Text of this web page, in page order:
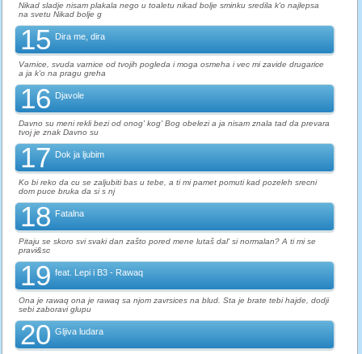
Nikad sladje nisam plakala nego u toaletu nikad bolje sminku sredila k'o najlepsa
na svetu Nikad bolje g
15 Dira me, dira
Varnice, svuda varnice od tvojih pogleda i moga osmeha i vec mi zavide drugarice
a ja k'o na pragu greha
16 Djavole
Davno su meni rekli bezi od onog' kog' Bog obelezi a ja nisam znala tad da prevara
tvoj je znak Davno su
17 Dok ja ljubim
Ko bi reko da cu se zaljubiti bas u tebe, a ti mi pamet pomuti kad pozeleh srecni
dom puce bruka da si s nj
18 Fatalna
Pitaju se skoro svi svaki dan zašto pored mene lutaš dal' si normalan? A ti mi se
pravi&sc
19 feat. Lepi i B3 - Rawaq
Ona je rawaq ona je rawaq sa njom zavrsices na blud. Sta je brate tebi hajde, dodji
sebi zaboravi glupu
20 Gljiva ludara